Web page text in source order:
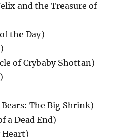
and the Treasure of
the Day)
of Crybaby Shottan)
Bears: The Big Shrink)
a Dead End)
Heart)